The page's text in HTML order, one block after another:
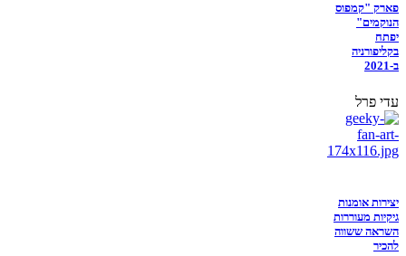
פארק "קמפוס
הנוקמים"
יפתח
בקליפורניה
ב-2021
עדי פרל
יצירות אומנות
גיקיות מעוררות
השראה ששווה
להכיר